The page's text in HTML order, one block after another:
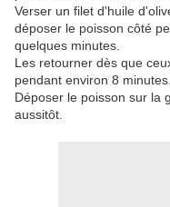
Verser un filet d'huile
déposer le poisson côté
quelques minutes.
Les retourner dès que
pendant environ 8 minutes.
Déposer le poisson sur la
aussitôt.